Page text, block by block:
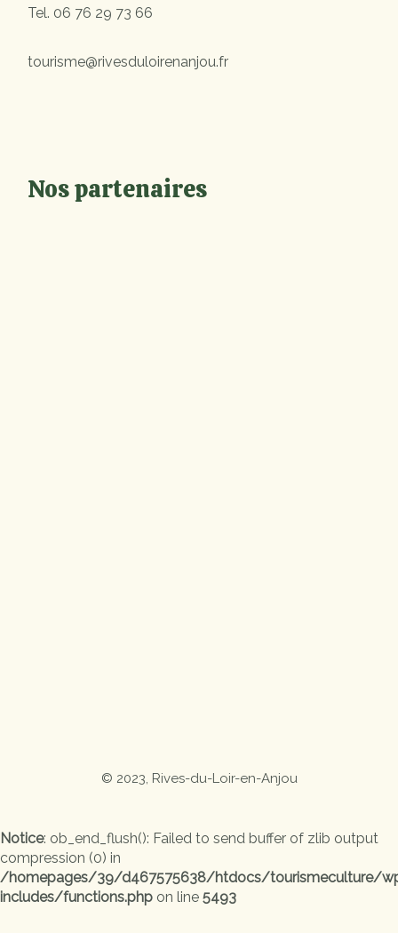
Tel. 06 76 29 73 66
tourisme@rivesduloirenanjou.fr
Nos partenaires
© 2023, Rives-du-Loir-en-Anjou
Notice: ob_end_flush(): Failed to send buffer of zlib output
compression (0) in
/homepages/39/d467575638/htdocs/tourismeculture/
includes/functions.php on line 5493